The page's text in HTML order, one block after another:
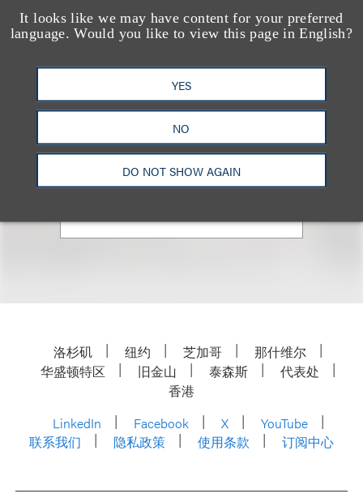
It looks like we may have content for your preferred
language. Would you like to view this page in English?
YES
NO
DO NOT SHOW AGAIN
Marcus S. Owens
+1.202.618.5014
Email
洛杉矶 纽约 芝加哥
那什维尔
华盛顿特区
旧金山 泰森斯
代表处
香港
LinkedIn
Facebook X
YouTube
联系我们
隐私政策 使用条款 订阅中心